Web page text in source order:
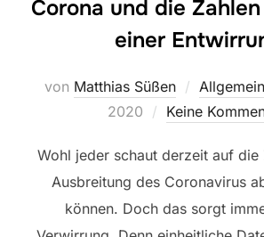
Corona und die
einer
von Matthias Süßen Allgemein_
2020
Keine
Wohl jeder schaut derzeit auf die
Ausbreitung des Coronavirus
können. Doch das sorgt